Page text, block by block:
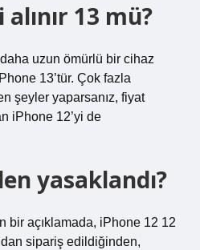
13 mü?
uzun ömürlü bir cihaz
13’tür. Çok fazla
şeyler yaparsanız, fiyat
iPhone 12’yi de
yasaklandı?
bir açıklamada, iPhone 12 12
sipariş edildiğinden,